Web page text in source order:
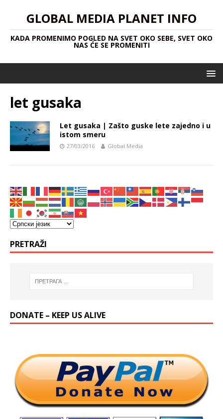
GLOBAL MEDIA PLANET INFO
KADA PROMENIMO POGLED NA SVET OKO SEBE, SVET OKO
NAS ĆE SE PROMENITI
let gusaka
Let gusaka | Zašto guske lete zajedno i u
istom smeru
27/03/2016 Global Media
PRETRAŽI
DONATE – KEEP US ALIVE